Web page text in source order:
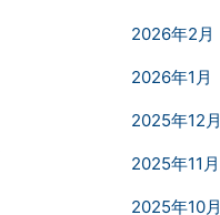
2026年2月
2026年1月
2025年12月
2025年11月
2025年10月